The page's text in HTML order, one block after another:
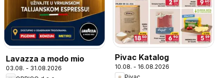
Lavazza a modo mio
03.08. - 31.08.2026
Pivac Katalog
10.08. - 16.08.2026